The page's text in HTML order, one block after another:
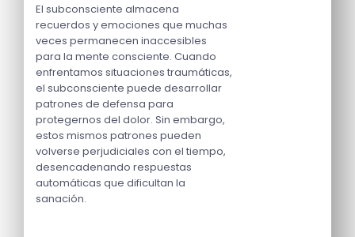
El subconsciente almacena
recuerdos y emociones que muchas
veces permanecen inaccesibles
para la mente consciente. Cuando
enfrentamos situaciones traumáticas,
el subconsciente puede desarrollar
patrones de defensa para
protegernos del dolor. Sin embargo,
estos mismos patrones pueden
volverse perjudiciales con el tiempo,
desencadenando respuestas
automáticas que dificultan la
sanación.